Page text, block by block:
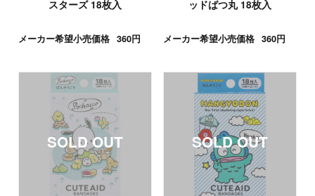
スターズ 18枚入
メーカー希望小売価格 360円
ッドばつ丸 18枚入
メーカー希望小売価格 360円